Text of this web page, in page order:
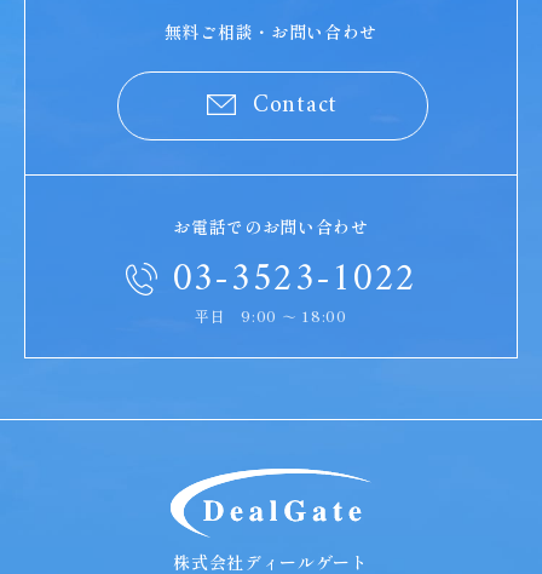
無料ご相談・お問い合わせ
Contact
お電話でのお問い合わせ
03-3523-1022
平日 9:00 ～ 18:00
株式会社ディールゲート